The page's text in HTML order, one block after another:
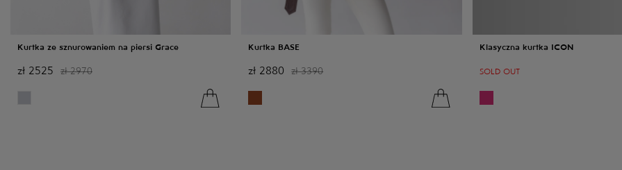
Kurtka ze sznurowaniem na piersi Grace
zł 2525 zł 2970
Kurtka BASE
zł 2880 zł 3390
Klasyczna kurtka ICON
SOLD OUT